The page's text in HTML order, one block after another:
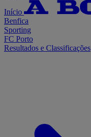
Início
Benfica
Sporting
FC Porto
Resultados e Classificações